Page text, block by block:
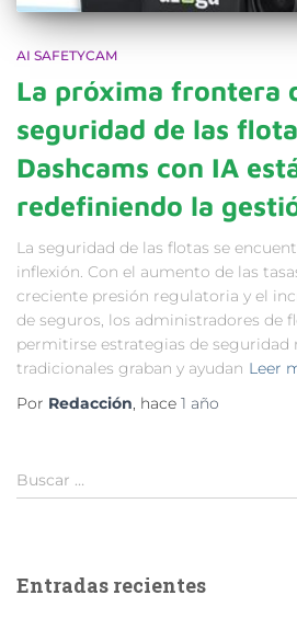
AI SAFETYCAM
La próxima frontera
seguridad de las
Dashcams con IA
redefiniendo la
La seguridad de las flotas se
inflexión. Con el aumento de las
creciente presión regulatoria y el
de seguros, los administradores de
permitirse estrategias de seguridad
tradicionales graban y ayudan Leer
Por Redacción, hace 1 año
Buscar …
Entradas recientes